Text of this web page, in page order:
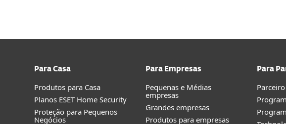
Para Casa
Produtos para Casa
Planos ESET Home Security
Proteção para Pequenos
Negócios
Para Empresas
Pequenas e Médias
empresas
Grandes empresas
Produtos para empresas
Para
Parceiro